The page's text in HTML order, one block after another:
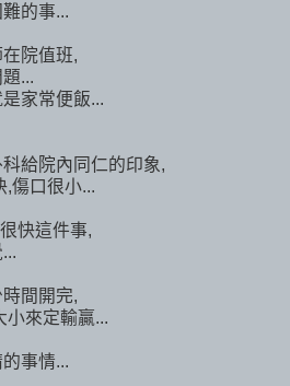
的事...
院值班,
...
家常便飯...
給院內同仁的印象,
,傷口很小...
快這件事,
間開完,
小來定輸贏...
事情...